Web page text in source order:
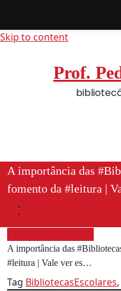
Skip to content
Prof.
A importância das
fomento da #leitura |
A importância das
#leitura | Vale ver es…
Tag BibliotecasEscolares,